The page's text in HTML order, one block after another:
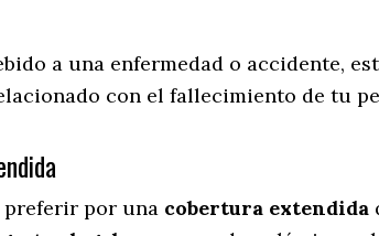
a una enfermedad o accidente,
con el fallecimiento de tu
preferir por una cobertura extendida